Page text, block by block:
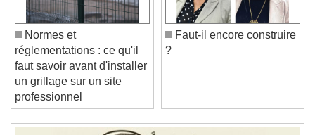
Unmute
Current Time0:00
/
Duration-:-
Loaded:0%
Stream TypeLIVE
Seek to live, currently behind live
Remaining Time-0:00
Normes et
réglementations : ce qu'il
faut savoir avant d'installer
un grillage sur un site
professionnel
Faut-il encore construire
?